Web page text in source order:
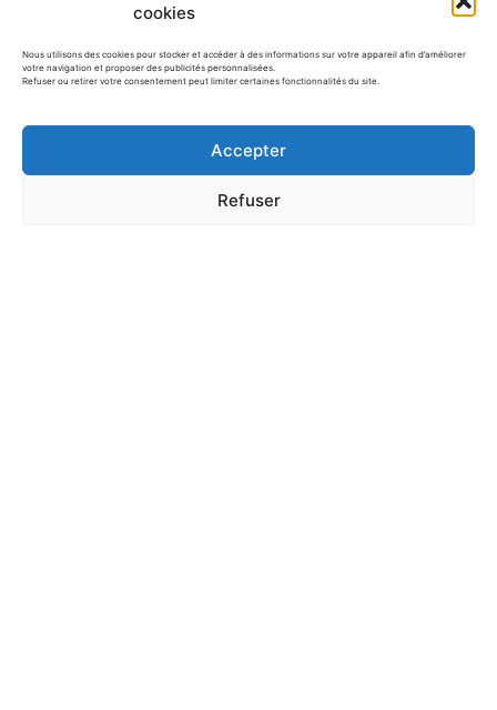
cookies
Nous utilisons des cookies pour stocker et accéder à des informations sur votre appareil afin d’améliorer
votre navigation et proposer des publicités personnalisées.
Refuser ou retirer votre consentement peut limiter certaines fonctionnalités du site.
Accepter
Refuser
chiffres de 1 à 9